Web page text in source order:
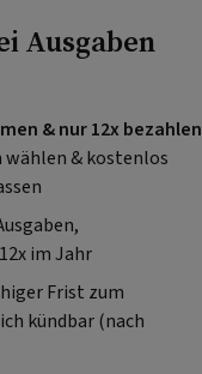
Ausgaben
& nur 12x bezahlen
& kostenlos
im Jahr
Frist zum
kündbar (nach